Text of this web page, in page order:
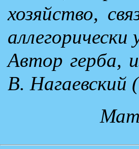
хозяйство,
Автор герба,
В. Нагаевский